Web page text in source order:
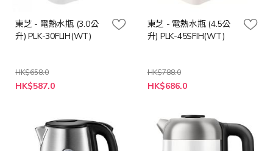
東芝 - 電熱水瓶 (3.0公
升) PLK-30FLIH(WT)
HK$658.0
特
殊
HK$587.0
東芝 - 電熱水瓶 (4.5公
升) PLK-45SFIH(WT)
HK$788.0
特
殊
HK$686.0